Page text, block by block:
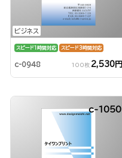
ビジネス
スピード1時間対応 スピード3時間対応
c-0948 100枚 2,530円
c-1050